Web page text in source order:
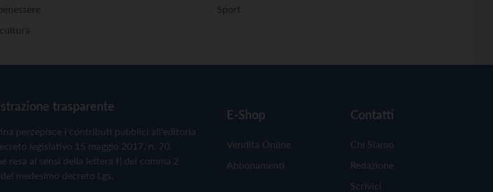
Sport
trasparente
percepisce i contributi pubblici all'editoria
legislativo 15 maggio 2017, n. 70.
resa ai sensi della lettera f) del comma 2
medesimo decreto Lgs.
E-Shop
Vendita Online
Abbonamenti
Contatti
Chi Siamo
Redazione
Scrivici